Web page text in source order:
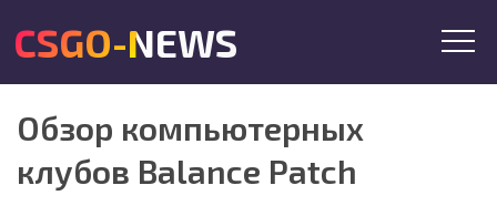
CSGO-NEWS
Обзор компьютерных
клубов Balance Patch